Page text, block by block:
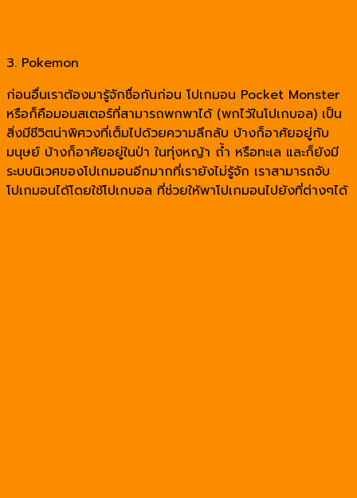
3. Pokemon
ก่อนอื่นเราต้องมารู้จักชื่อกันก่อน โปเกมอน Pocket Monster
หรือก็คือมอนสเตอร์ที่สามารถพกพาได้ (พกไว้ในโปเกบอล) เป็น
สิ่งมีชีวิตน่าพิศวงที่เต็มไปด้วยความลึกลับ บ้างก็อาศัยอยู่กับ
มนุษย์ บ้างก็อาศัยอยู่ในป่า ในทุ่งหญ้า ถ้ำ หรือทะเล และก็ยังมี
ระบบนิเวศของโปเกมอนอีกมากที่เรายังไม่รู้จัก เราสามารถจับ
โปเกมอนได้โดยใช้โปเกบอล ที่ช่วยให้พาโปเกมอนไปยังที่ต่างๆได้